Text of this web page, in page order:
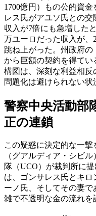
1700億円）もの公的資
レス氏がアユソ氏との
収入が7倍にも急増した
万ユーロだった収入が、
跳ね上がった。州政府
から巨額の契約を得てい
構図は、深刻な利益相
問題化は避けられない状
警察中央活動部
正の連鎖
この疑惑に決定的な一
（グアルディア・シビ
隊（UCO）が裁判所に
は、ゴンサレス氏とキロ
ーノ氏、そしてその妻
雑で不透明な金の流れを